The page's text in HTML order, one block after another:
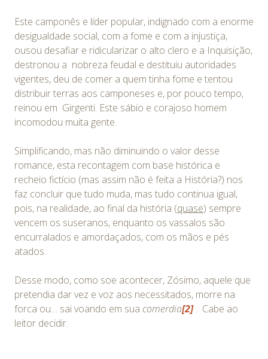
Este camponês e líder popular, indignado com a enorme
desigualdade social, com a fome e com a injustiça,
ousou desafiar e ridicularizar o alto clero e a Inquisição,
destronou a nobreza feudal e destituiu autoridades
vigentes, deu de comer a quem tinha fome e tentou
distribuir terras aos camponeses e, por pouco tempo,
reinou em Girgenti. Este sábio e corajoso homem
incomodou muita gente.
Simplificando, mas não diminuindo o valor desse
romance, esta recontagem com base histórica e
recheio fictício (mas assim não é feita a História?) nos
faz concluir que tudo muda, mas tudo continua igual,
pois, na realidade, ao final da história (quase) sempre
vencem os suseranos, enquanto os vassalos são
encurralados e amordaçados, com os mãos e pés
atados.
Desse modo, como soe acontecer, Zósimo, aquele que
pretendia dar vez e voz aos necessitados, morre na
forca ou… sai voando em sua comerdia[2] . Cabe ao
leitor decidir.